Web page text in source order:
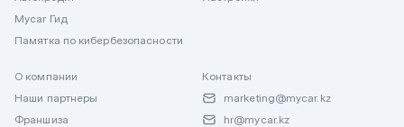
Mycar Гид
Памятка по кибербезопасности
О компании
Наши партнеры
Франшиза
Контакты
marketing@mycar.kz
hr@mycar.kz